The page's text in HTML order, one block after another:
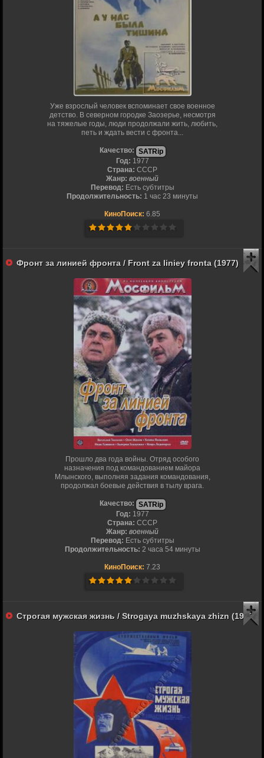
Уже взрослый человек вспоминает свое военное
детство. В северном городке Заозерье, несмотря
на тяжелые годы, люди продолжали жить, любить,
петь и ждать вести с фронта...
Качество: SATRip
Год: 1977
Страна: СССР
Жанр: военный
Перевод: Есть субтитры
Продолжительность: 1 час 23 минуты
КиноПоиск: 6.85
Фронт за линией фронта / Front za liniey fronta (1977)
Прошло два года войны. Отряд особого
назначения под командованием майора
Млынского, выполняя задания командования,
продолжал боевые действия в тылу врага.
Качество: SATRip
Год: 1977
Страна: СССР
Жанр: военный
Перевод: Есть субтитры
Продолжительность: 2 часа 54 минуты
КиноПоиск: 7.23
Строгая мужская жизнь / Strogaya muzhskaya zhizn (1977)